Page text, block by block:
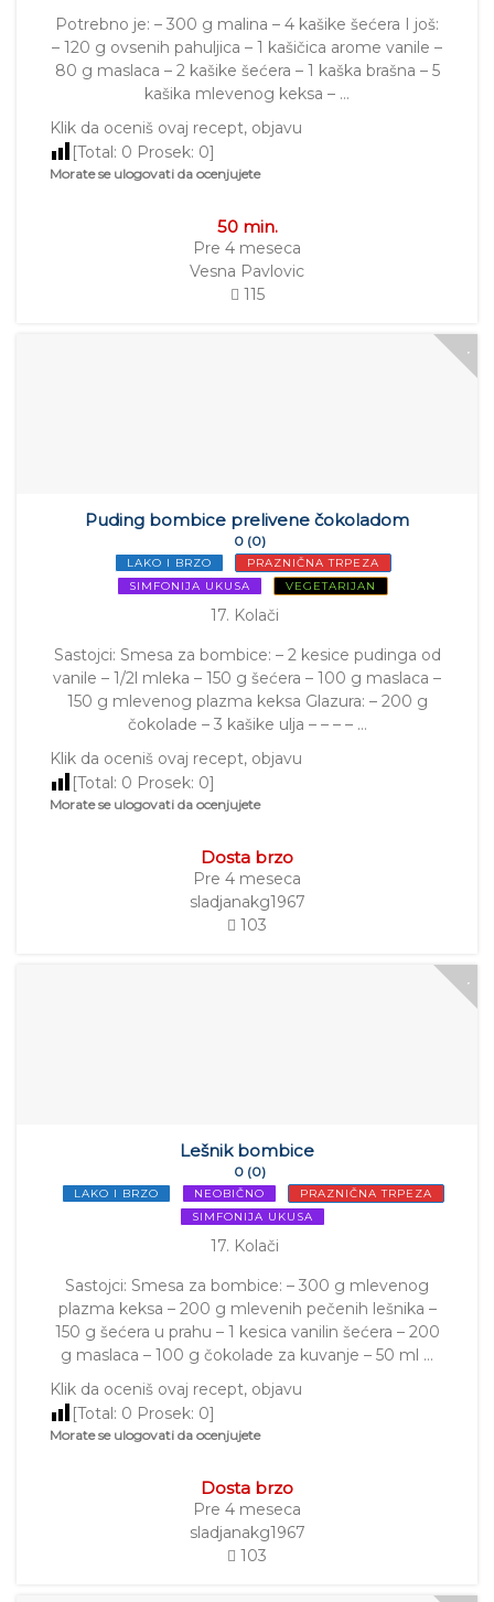
Potrebno je: – 300 g malina – 4 kašike šećera I još:
– 120 g ovsenih pahuljica – 1 kašičica arome vanile –
80 g maslaca – 2 kašike šećera – 1 kaška brašna – 5
kašika mlevenog keksa – …
Klik da oceniš ovaj recept, objavu
[Total: 0 Prosek: 0]
Morate se ulogovati da ocenjujete
50 min.
Pre 4 meseca
Vesna Pavlovic
115
Puding bombice prelivene čokoladom
0 (0)
LAKO I BRZO
PRAZNIČNA TRPEZA
SIMFONIJA UKUSA
VEGETARIJAN
17. Kolači
Sastojci: Smesa za bombice: – 2 kesice pudinga od
vanile – 1/2l mleka – 150 g šećera – 100 g maslaca –
150 g mlevenog plazma keksa Glazura: – 200 g
čokolade – 3 kašike ulja – – – – …
Klik da oceniš ovaj recept, objavu
[Total: 0 Prosek: 0]
Morate se ulogovati da ocenjujete
Dosta brzo
Pre 4 meseca
sladjanakg1967
103
Lešnik bombice
0 (0)
LAKO I BRZO NEOBIČNO
PRAZNIČNA TRPEZA
SIMFONIJA UKUSA
17. Kolači
Sastojci: Smesa za bombice: – 300 g mlevenog
plazma keksa – 200 g mlevenih pečenih lešnika –
150 g šećera u prahu – 1 kesica vanilin šećera – 200
g maslaca – 100 g čokolade za kuvanje – 50 ml …
Klik da oceniš ovaj recept, objavu
[Total: 0 Prosek: 0]
Morate se ulogovati da ocenjujete
Dosta brzo
Pre 4 meseca
sladjanakg1967
103